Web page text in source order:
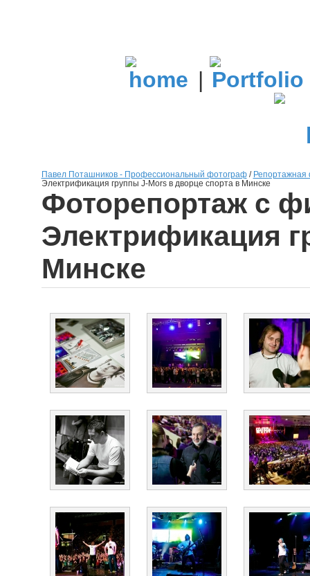
|
Павел Поташников - Профессиональный фотограф/ Репортажная
Электрификация группы J-Mors в дворце спорта в Минске
Фоторепортаж с
Электрификация
Минске